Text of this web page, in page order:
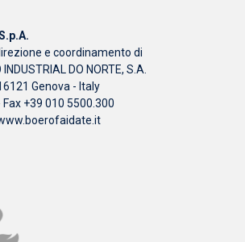
e coordinamento di
DO NORTE, S.A.
Genova - Italy
+39 010 5500.300